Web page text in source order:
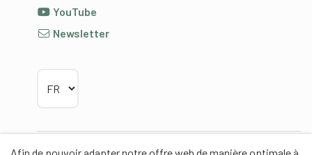
YouTube
Newsletter